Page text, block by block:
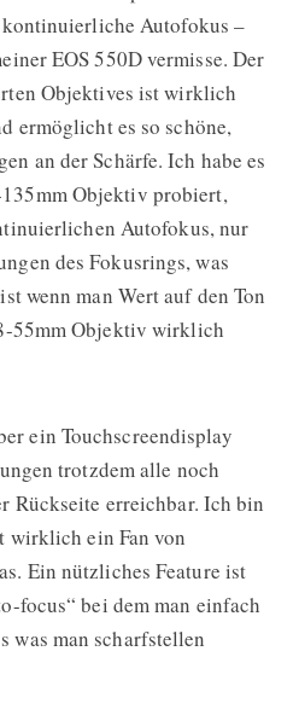
Autofokus –
EOS 550D vermisse. Der
Objektives ist wirklich
ermöglicht es so schöne,
an der Schärfe. Ich habe es
Objektiv probiert,
Autofokus, nur
des Fokusrings, was
wenn man Wert auf den Ton
55mm Objektiv wirklich
ein Touchscreendisplay
trotzdem alle noch
Rückseite erreichbar. Ich bin
wirklich ein Fan von
Ein nützliches Feature ist
focus“ bei dem man einfach
was man scharfstellen